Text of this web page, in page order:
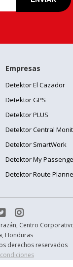
Empresas
Detektor El Cazador
Detektor GPS
Detektor PLUS
Detektor Central
Detektor SmartWork
Detektor My
Detektor Route
derechos reservados

Centro
Honduras